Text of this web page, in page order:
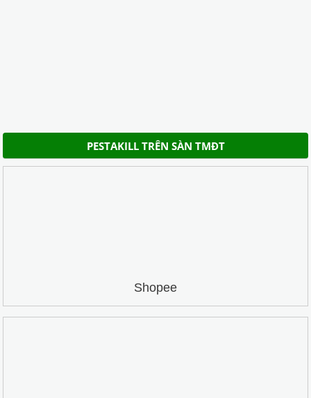
PESTAKILL TRÊN SÀN TMĐT
Shopee